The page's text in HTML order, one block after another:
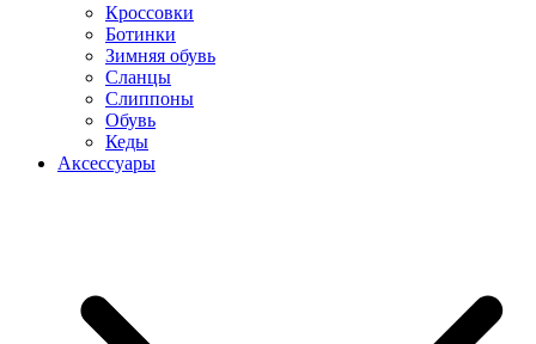
Кроссовки
Ботинки
Зимняя обувь
Сланцы
Слиппоны
Обувь
Кеды
Аксессуары